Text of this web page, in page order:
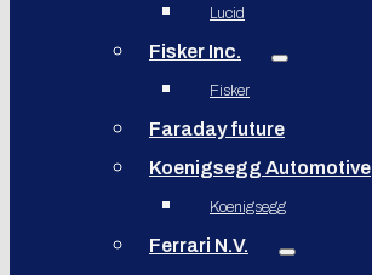
Lucid
Fisker Inc.
Fisker
Faraday future
Koenigsegg Automotive
Koenigsegg
Ferrari N.V.